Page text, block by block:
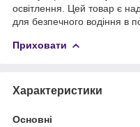
освітлення. Цей товар є
для безпечного водіння в
Приховати
Характеристики
Основні